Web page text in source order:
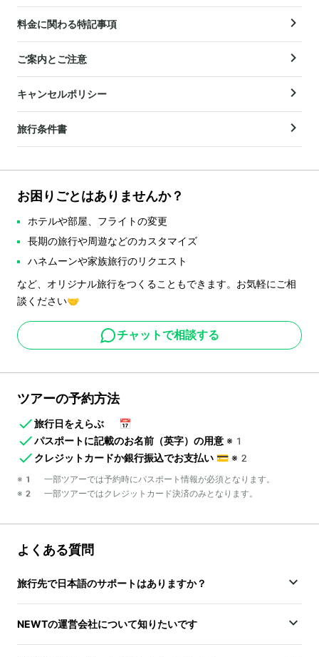
料金に関わる特記事項
ご案内とご注意
キャンセルポリシー
旅行条件書
お困りごとはありませんか？
ホテルや部屋、フライトの変更
長期の旅行や周遊などのカスタマイズ
ハネムーンや家族旅行のリクエスト
など、オリジナル旅行をつくることもできます。お気軽にご相
談ください🤝
チャットで相談する
ツアーの予約方法
旅行日をえらぶ
📅
パスポートに記載のお名前（英字）の用意 ※1
クレジットカードか銀行振込でお支払い 💳 ※2
※1 一部ツアーでは予約時にパスポート情報が必須となります。
※2 一部ツアーではクレジットカード決済のみとなります。
よくある質問
旅行先で日本語のサポートはありますか？
NEWTの運営会社について知りたいです